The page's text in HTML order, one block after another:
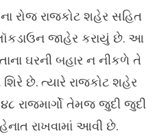
રોજ રાજકોટ શહેર સહિત
જાહેર કરાયું છે. આ
ઘરની બહાર ન નીકળે તે
શિરે છે. ત્યારે રાજકોટ શહેર
રાજમાર્ગો તેમજ જુદી જુદી
રાખવામાં આવી છે.